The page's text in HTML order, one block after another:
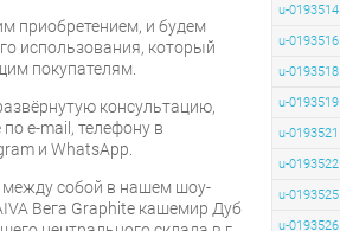
u-0193514
u-0193516
u-0193518
u-0193519
u-0193521
u-0193522
u-0193525
u-0193526
приобретением, и будем
использования, который
покупателям.
консультацию,
e-mail, телефону в
и WhatsApp.
между собой в нашем шоу-
Вега Graphite кашемир Дуб